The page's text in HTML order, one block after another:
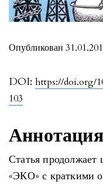
DOI: https://doi.org/
103
Опубликован
Аннотация
Статья
«ЭКО» с краткими